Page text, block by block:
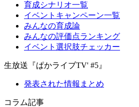
育成シナリオ一覧
イベントキャンペーン一覧
みんなの育成論
みんなの評価点ランキング
イベント選択肢チェッカー
生放送『ぱかライブTV' #5』
発表された情報まとめ
コラム記事